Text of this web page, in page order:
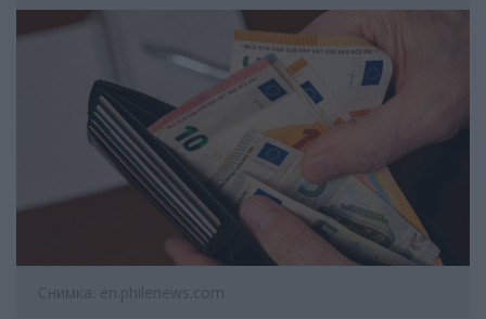
Снимка: en.philenews.com